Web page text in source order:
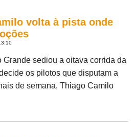
volta à pista onde
Grande sediou a oitava corrida da
os pilotos que disputam a
de semana, Thiago Camilo